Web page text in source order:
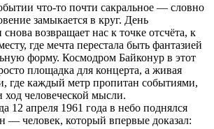
что-то почти сакральное — словно
замыкается в круг. День
возвращает нас к точке отсчёта, к
где мечта перестала быть фантазией
форму. Космодром Байконур в этот
площадка для концерта, а живая
где каждый метр пропитан событиями,
человеческой мысли.
12 апреля 1961 года в небо поднялся
— человек, который впервые доказал: